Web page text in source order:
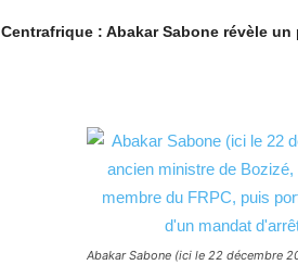
Centrafrique : Abakar Sabone révèle
Abakar Sabone (ici le 22 décembre